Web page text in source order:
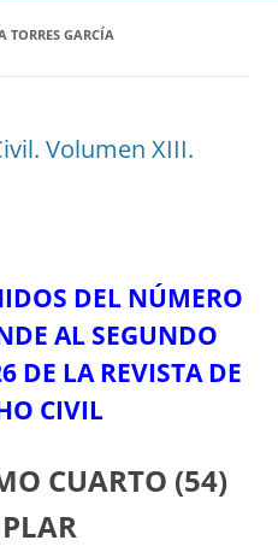
TORRES GARCÍA
Volumen XIII.
DEL NÚMERO
AL SEGUNDO
DE LA REVISTA DE
CIVIL
CUARTO (54)